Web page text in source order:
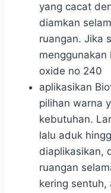
yang cacat
diamkan
ruangan. Jika
menggunakan
oxide no 240
aplikasikan
pilihan warna
kebutuhan.
lalu aduk
diaplikasikan,
ruangan
kering sentuh,